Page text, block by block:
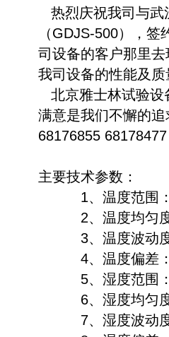
热烈庆祝我司与武
（GDJS-500），签
司设备的客户那里
我司设备的性能及
北京雅士林试验设
满意是我们不懈的
68176855
主要技术参数：
1、温度范围
2、温度均匀
3、温度波动
4、温度偏差
5、湿度范围
6、湿度均匀度
7、湿度波动